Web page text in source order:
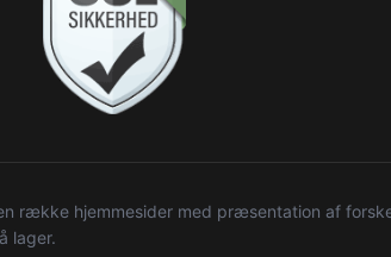
række hjemmesider med præsentation af
lager.